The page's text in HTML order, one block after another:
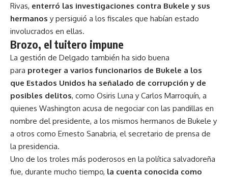
Rivas, enterró las investigaciones contra Bukele y sus
hermanos y persiguió a los fiscales que habían estado
involucrados en ellas.
Brozo, el tuitero impune
La gestión de Delgado también ha sido buena
para proteger a varios funcionarios de Bukele a los
que Estados Unidos ha señalado de corrupción y de
posibles delitos, como Osiris Luna y Carlos Marroquín, a
quienes Washington acusa de negociar con las pandillas en
nombre del presidente, a los mismos hermanos de Bukele y
a otros como Ernesto Sanabria, el secretario de prensa de
la presidencia.
Uno de los troles más poderosos en la política salvadoreña
fue, durante mucho tiempo, la cuenta conocida como